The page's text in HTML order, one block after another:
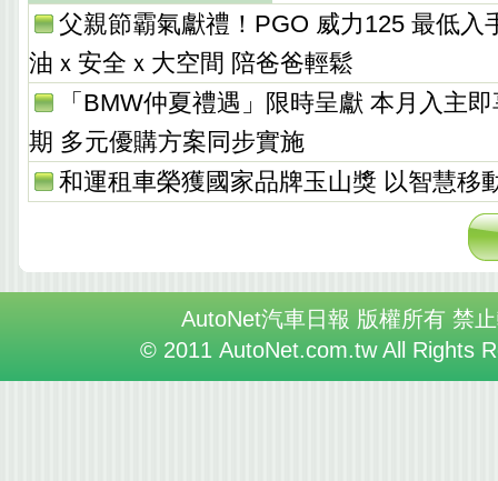
父親節霸氣獻禮！PGO 威力125 最低入
油ｘ安全ｘ大空間 陪爸爸輕鬆
「BMW仲夏禮遇」限時呈獻 本月入主
期 多元優購方案同步實施
和運租車榮獲國家品牌玉山獎 以智慧移
AutoNet汽車日報 版權所有 禁
© 2011 AutoNet.com.tw All Rights